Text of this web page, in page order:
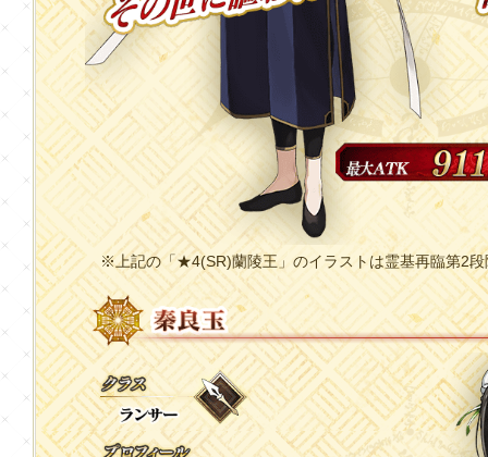
※上記の「★4(SR)蘭陵王」のイラストは霊基再臨第2段